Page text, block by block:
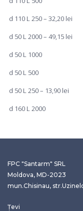
d 110 L 250 – 32,20 lei
d 50 L 2000 – 49,15 lei
d 50 L 1000
d 50 L 500
d 50 L 250 – 13,90 lei
d 160 L 2000
FPC "Santarm" SRL
Moldova, MD-2023
mun.Chisinau,
Țevi